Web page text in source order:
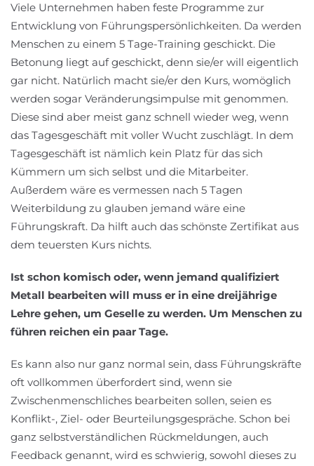
Viele Unternehmen haben feste Programme zur
Entwicklung von Führungspersönlichkeiten. Da werden
Menschen zu einem 5 Tage-Training geschickt. Die
Betonung liegt auf geschickt, denn sie/er will eigentlich
gar nicht. Natürlich macht sie/er den Kurs, womöglich
werden sogar Veränderungsimpulse mit genommen.
Diese sind aber meist ganz schnell wieder weg, wenn
das Tagesgeschäft mit voller Wucht zuschlägt. In dem
Tagesgeschäft ist nämlich kein Platz für das sich
Kümmern um sich selbst und die Mitarbeiter.
Außerdem wäre es vermessen nach 5 Tagen
Weiterbildung zu glauben jemand wäre eine
Führungskraft. Da hilft auch das schönste Zertifikat aus
dem teuersten Kurs nichts.
Ist schon komisch oder, wenn jemand qualifiziert
Metall bearbeiten will muss er in eine dreijährige
Lehre gehen, um Geselle zu werden. Um Menschen zu
führen reichen ein paar Tage.
Es kann also nur ganz normal sein, dass Führungskräfte
oft vollkommen überfordert sind, wenn sie
Zwischenmenschliches bearbeiten sollen, seien es
Konflikt-, Ziel- oder Beurteilungsgespräche. Schon bei
ganz selbstverständlichen Rückmeldungen, auch
Feedback genannt, wird es schwierig, sowohl dieses zu